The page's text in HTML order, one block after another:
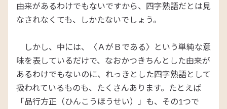
由来があるわけでもないですから、四字熟語だとは見
なされなくても、しかたないでしょう。
しかし、中には、〈ＡがＢである〉という単純な意
味を表しているだけで、なおかつきちんとした由来が
あるわけでもないのに、れっきとした四字熟語として
扱われているものも、たくさんあります。たとえば
「品行方正（ひんこうほうせい）」も、その1つで